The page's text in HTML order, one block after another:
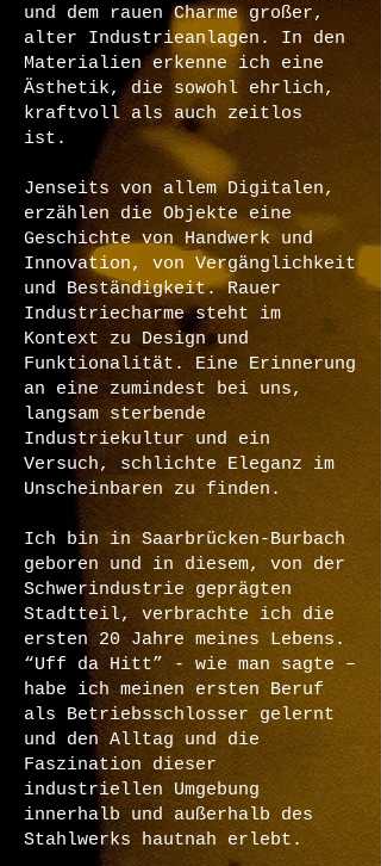
und dem rauen Charme großer,
alter Industrieanlagen. In den
Materialien erkenne ich eine
Ästhetik, die sowohl ehrlich,
kraftvoll als auch zeitlos
ist.
Jenseits von allem Digitalen,
erzählen die Objekte eine
Geschichte von Handwerk und
Innovation, von Vergänglichkeit
und Beständigkeit. Rauer
Industriecharme steht im
Kontext zu Design und
Funktionalität. Eine Erinnerung
an eine zumindest bei uns,
langsam sterbende
Industriekultur und ein
Versuch, schlichte Eleganz im
Unscheinbaren zu finden.
Ich bin in Saarbrücken-Burbach
geboren und in diesem, von der
Schwerindustrie geprägten
Stadtteil, verbrachte ich die
ersten 20 Jahre meines Lebens.
“Uff da Hitt” - wie man sagte –
habe ich meinen ersten Beruf
als Betriebsschlosser gelernt
und den Alltag und die
Faszination dieser
industriellen Umgebung
innerhalb und außerhalb des
Stahlwerks hautnah erlebt.